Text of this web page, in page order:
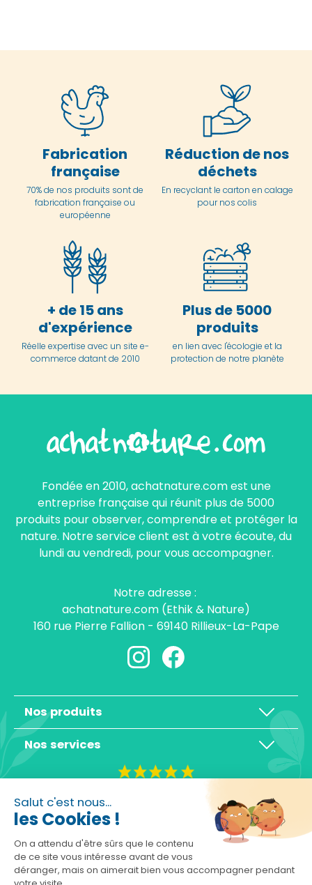
Salut c'est nous...
les Cookies !
On a attendu d'être sûrs que le contenu
de ce site vous intéresse avant de vous
déranger, mais on aimerait bien vous accompagner pendant
Fabrication
française
70% de nos produits sont de
fabrication française ou
européenne
Réduction de nos
déchets
En recyclant le carton en calage
pour nos colis
+ de 15 ans
d'expérience
Réelle expertise avec un site e-
commerce datant de 2010
Plus de 5000
produits
en lien avec l'écologie et la
protection de notre planète
Fondée en 2010, achatnature.com est une
entreprise française qui réunit plus de 5000
produits pour observer, comprendre et protéger la
nature. Notre service client est à votre écoute, du
lundi au vendredi, pour vous accompagner.
Notre adresse :
achatnature.com (Ethik & Nature)
160 rue Pierre Fallion - 69140 Rillieux-La-Pape
Nos produits
Nos services